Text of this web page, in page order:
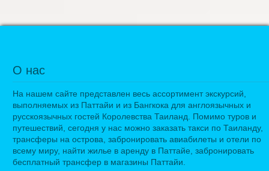
О нас
На нашем сайте представлен весь ассортимент экскурсий,
выполняемых из Паттайи и из Бангкока для англоязычных и
русскоязычных гостей Королевства Таиланд. Помимо туров и
путешествий, сегодня у нас можно заказать такси по Таиланду,
трансферы на острова, забронировать авиабилеты и отели по
всему миру, найти жилье в аренду в Паттайе, забронировать
бесплатный трансфер в магазины Паттайи.